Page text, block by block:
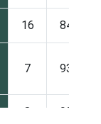
16 84
7 93
8 92